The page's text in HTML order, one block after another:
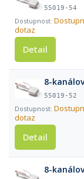
55019-54
dotaz
Detail
8-
55019-52
dotaz
Detail
8-